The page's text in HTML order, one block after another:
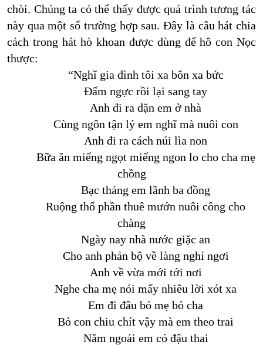
chòi. Chúng ta có thể thấy được quá trình tương tác
này qua một số trường hợp sau. Đây là câu hát chia
cách trong hát hò khoan được dùng để hô con Nọc
thược:
“Nghĩ gia đình tôi xa bôn xa bức
Đấm ngực rồi lại sang tay
Anh đi ra dặn em ở nhà
Cùng ngôn tận lý em nghĩ mà nuôi con
Anh đi ra cách núi lìa non
Bữa ăn miếng ngọt miếng ngon lo cho cha mẹ
chồng
Bạc tháng em lãnh ba đồng
Ruộng thổ phần thuê mướn nuôi công cho
chàng
Ngày nay nhà nước giặc an
Cho anh phản bộ về làng nghỉ ngơi
Anh về vừa mới tới nơi
Nghe cha mẹ nói mấy nhiêu lời xót xa
Em đi đâu bỏ mẹ bỏ cha
Bỏ con chiu chít vậy mà em theo trai
Năm ngoái em có đậu thai